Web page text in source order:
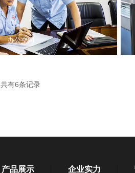
办公空间
共有6条记录
产品展示 企业实力